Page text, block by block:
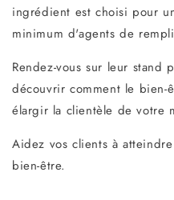
ingrédient est choisi pour
minimum d'agents de
Rendez-vous sur leur stand
découvrir comment le
élargir la clientèle de votre
Aidez vos clients à
bien-être.